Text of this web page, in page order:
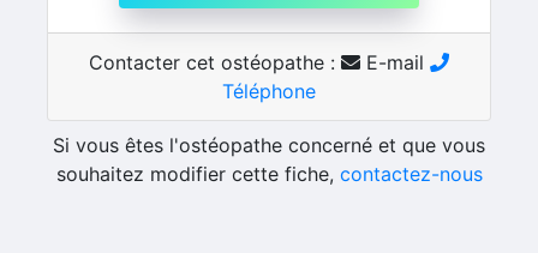
Contacter cet ostéopathe :
E-mail
Téléphone
Si vous êtes l'ostéopathe concerné et que vous
souhaitez modifier cette fiche, contactez-nous